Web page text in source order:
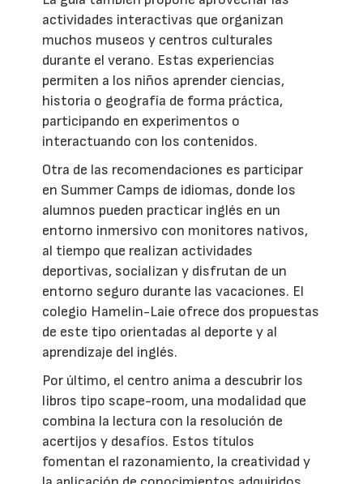
actividades interactivas que organizan
muchos museos y centros culturales
durante el verano. Estas experiencias
permiten a los niños aprender ciencias,
historia o geografía de forma práctica,
participando en experimentos o
interactuando con los contenidos.
Otra de las recomendaciones es participar
en Summer Camps de idiomas, donde los
alumnos pueden practicar inglés en un
entorno inmersivo con monitores nativos,
al tiempo que realizan actividades
deportivas, socializan y disfrutan de un
entorno seguro durante las vacaciones. El
colegio Hamelin-Laie ofrece dos propuestas
de este tipo orientadas al deporte y al
aprendizaje del inglés.
Por último, el centro anima a descubrir los
libros tipo scape-room, una modalidad que
combina la lectura con la resolución de
acertijos y desafíos. Estos títulos
fomentan el razonamiento, la creatividad y